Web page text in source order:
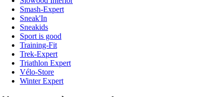
Smash-Expert
Sneak'In
Sneakids
Sport is good
Training-Fit
Trek-Expert
Triathlon Expert
Vélo-Store
Winter Expert